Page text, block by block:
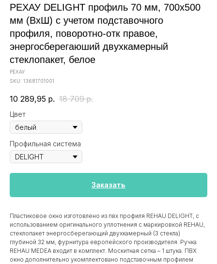
РЕХАУ DELIGHT профиль 70 мм, 700х500
мм (ВхШ) с учетом подставочного
профиля, поворотно-отк правое,
энергосберегаюший двухкамерный
стеклопакет, белое
РЕХАУ
SKU: 13681701001
10 289,95 р. 18 709 р.
Цвет
Профильная система
Заказать
Пластиковое окно изготовлено из пвх профиля REHAU DELIGHT, с
использованием оригинального уплотнения с маркировкой REHAU,
стеклопакет энергосберегающий двухкамерный (3 стекла)
глубиной 32 мм, фурнитура европейского производителя. Ручка
REHAU MEDEA входит в комплект. Москитная сетка – 1 штука. ПВХ
окно дополнительно укомплектовано подставочным профилем